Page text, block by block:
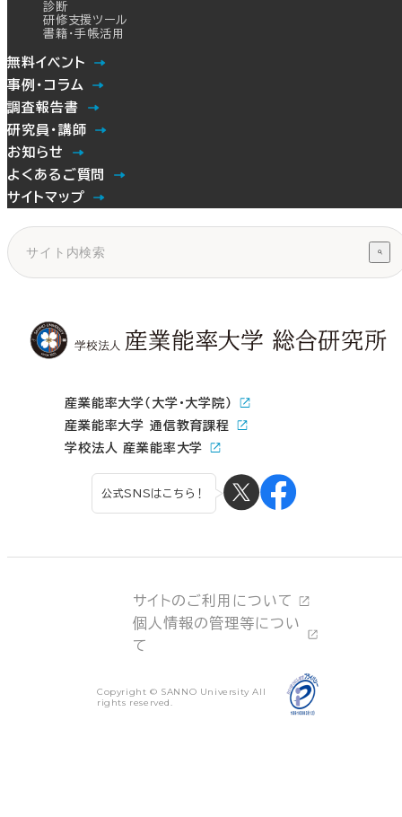
診断
研修支援ツール
書籍・手帳活用
無料イベント
事例・コラム
調査報告書
研究員・講師
お知らせ
よくあるご質問
サイトマップ
産業能率大学（大学・大学院）
産業能率大学 通信教育課程
学校法人 産業能率大学
公式SNSはこちら！
サイトのご利用について
個人情報の管理等につい
て
Copyright © SANNO University All
rights reserved.